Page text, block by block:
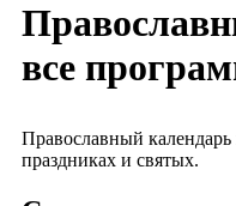
все
Православный календарь
праздниках и святых.